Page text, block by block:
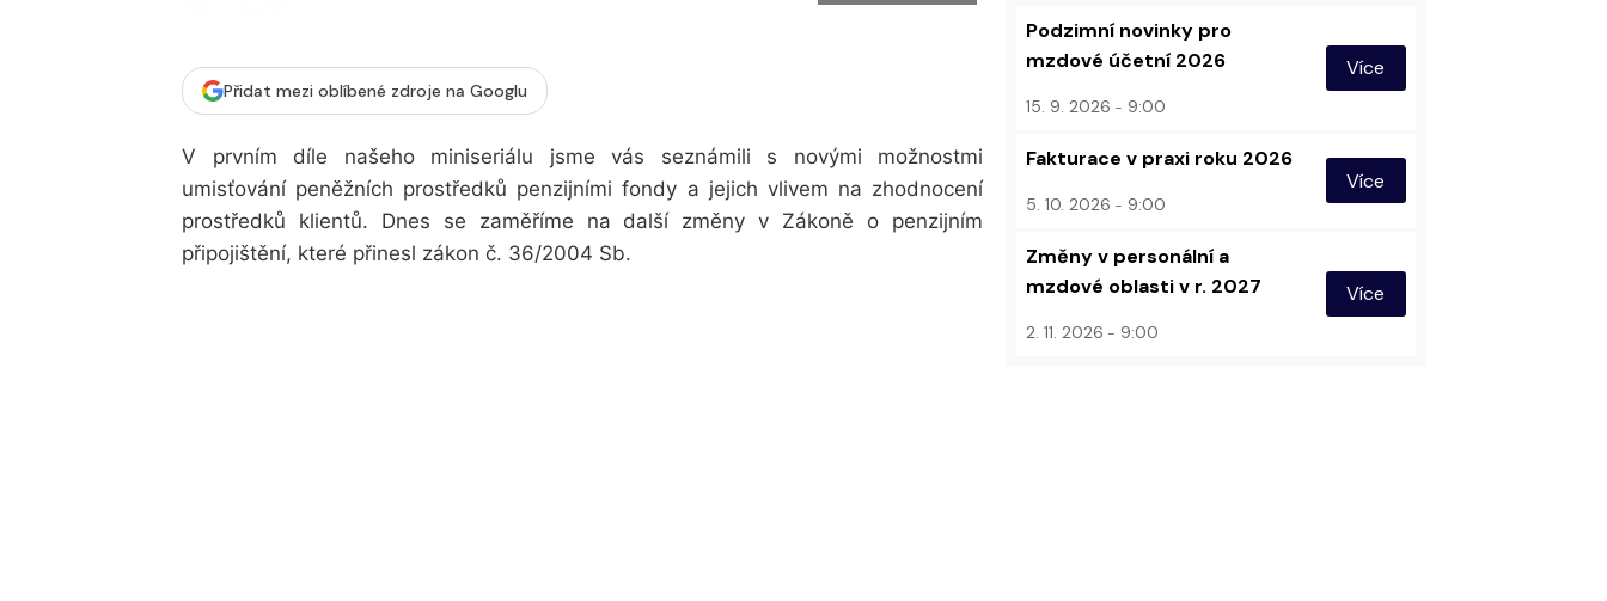
Přidat mezi oblíbené zdroje na Googlu
V prvním díle našeho miniseriálu jsme vás seznámili s novými možnostmi
umisťování peněžních prostředků penzijními fondy a jejich vlivem na zhodnocení
prostředků klientů. Dnes se zaměříme na další změny v Zákoně o penzijním
připojištění, které přinesl zákon č. 36/2004 Sb.
Podzimní novinky pro
mzdové účetní 2026
15. 9. 2026 9:00
Více
Fakturace v praxi roku 2026
5. 10. 2026 9:00
Více
Změny v personální a
mzdové oblasti v r. 2027
2. 11. 2026 9:00
Více